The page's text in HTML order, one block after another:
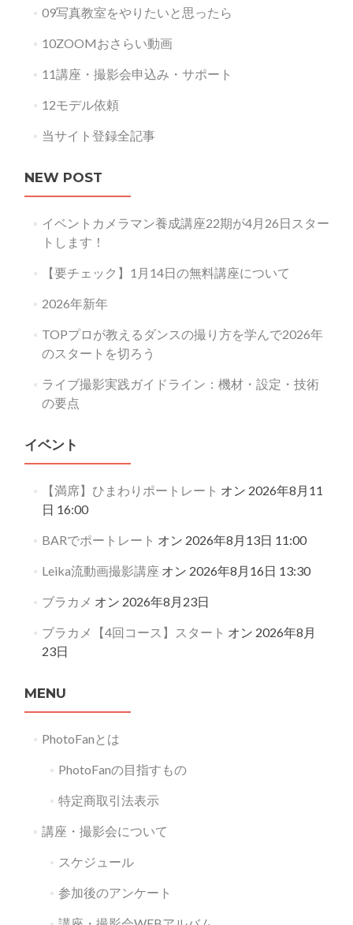
09写真教室をやりたいと思ったら
10ZOOMおさらい動画
11講座・撮影会申込み・サポート
12モデル依頼
当サイト登録全記事
NEW POST
イベントカメラマン養成講座22期が4月26日スター
トします！
【要チェック】1月14日の無料講座について
2026年新年
TOPプロが教えるダンスの撮り方を学んで2026年
のスタートを切ろう
ライブ撮影実践ガイドライン：機材・設定・技術
の要点
イベント
【満席】ひまわりポートレート オン 2026年8月11
日 16:00
BARでポートレート オン 2026年8月13日 11:00
Leika流動画撮影講座 オン 2026年8月16日 13:30
ブラカメ オン 2026年8月23日
ブラカメ【4回コース】スタート オン 2026年8月
23日
MENU
PhotoFanとは
PhotoFanの目指すもの
特定商取引法表示
講座・撮影会について
スケジュール
参加後のアンケート